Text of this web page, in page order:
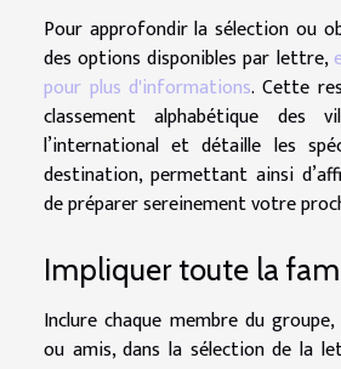
Pour approfondir la sélection ou
des options disponibles par lettre,
pour plus d'informations. Cette
classement alphabétique des
l’international et détaille les
destination, permettant ainsi
de préparer sereinement votre
Impliquer toute la
Inclure chaque membre du
ou amis, dans la sélection de la